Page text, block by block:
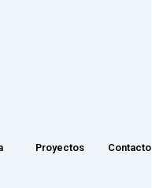
Proyectos Contacto